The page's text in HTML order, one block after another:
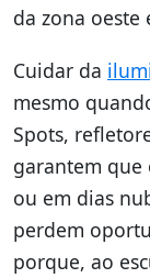
da zona oeste
Cuidar da
mesmo
Spots,
garantem que
ou em dias
perdem
porque, ao